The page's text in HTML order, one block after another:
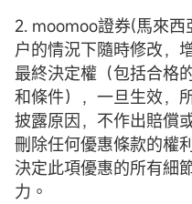
2. moomoo證券(馬來
户的情況下隨時修改，
最終決定權（包括合格
和條件），一旦生效，
披露原因，不作出賠償
刪除任何優惠條款的權
決定此項優惠的所有細
力。